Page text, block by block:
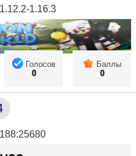
1.16.3
Голосов
0
Баллы
0